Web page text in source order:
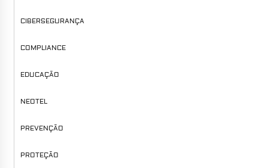
CIBERSEGURANÇA
COMPLIANCE
EDUCAÇÃO
NEOTEL
PREVENÇÃO
PROTEÇÃO